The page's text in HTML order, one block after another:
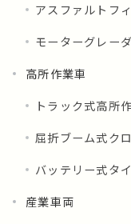
アスファルトフ
モーターグレー
高所作業車
トラック式高所
屈折ブーム式ク
バッテリー式タ
産業車両